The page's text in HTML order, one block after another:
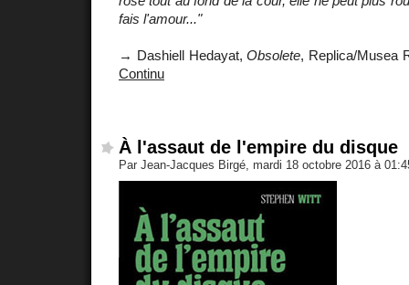
fais l'amour..."
→ Dashiell Hedayat,Obsolete, Replica/Musea
Continu
À l'assaut de l'empire du disque
Par Jean-Jacques Birgé, mardi 18 octobre 2016 à